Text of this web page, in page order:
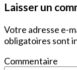
Laisser un
Votre adresse e-
obligatoires sont
Commentaire